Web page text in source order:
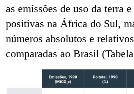
as emissões de uso da terra
positivas na África do Sul,
números absolutos e
comparadas ao Brasil